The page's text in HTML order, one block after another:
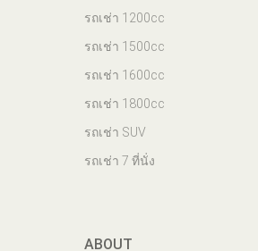
รถเช่า 1200cc
รถเช่า 1500cc
รถเช่า 1600cc
รถเช่า 1800cc
รถเช่า SUV
รถเช่า 7 ที่นั่ง
ABOUT